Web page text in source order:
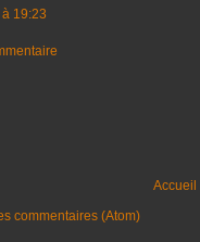
19:23
Accueil
commentaires (Atom)